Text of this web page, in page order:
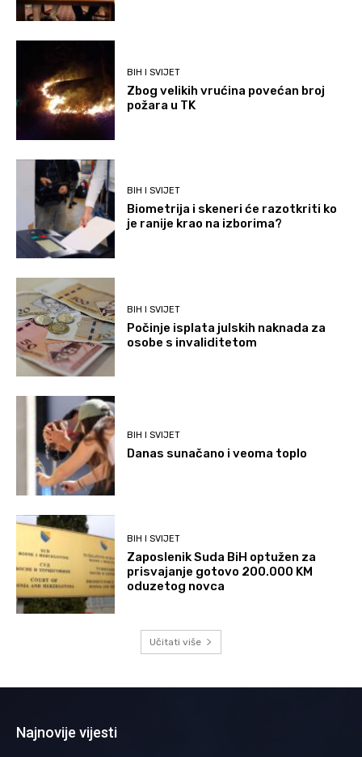
BIH I SVIJET
Zbog velikih vrućina povećan broj
požara u TK
BIH I SVIJET
Biometrija i skeneri će razotkriti ko
je ranije krao na izborima?
BIH I SVIJET
Počinje isplata julskih naknada za
osobe s invaliditetom
BIH I SVIJET
Danas sunačano i veoma toplo
BIH I SVIJET
Zaposlenik Suda BiH optužen za
prisvajanje gotovo 200.000 KM
oduzetog novca
Učitati više
Najnovije vijesti